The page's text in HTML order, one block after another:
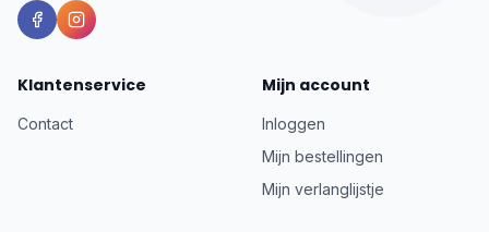
Klantenservice
Contact
Mijn account
Inloggen
Mijn bestellingen
Mijn verlanglijstje